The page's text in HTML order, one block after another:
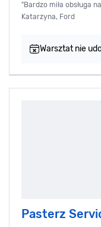
"Bardzo miła obsługa
Katarzyna, Ford
Warsztat nie
Pasterz